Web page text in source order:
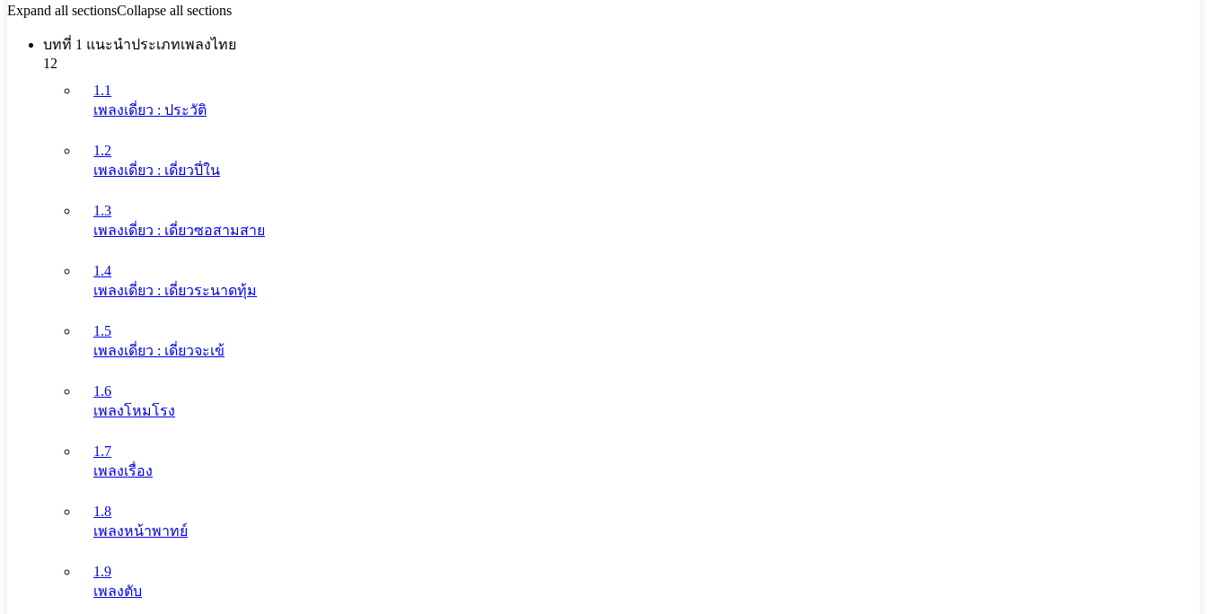
Expand all sectionsCollapse all sections
บทที่ 1 แนะนำประเภทเพลงไทย
12
1.1
เพลงเดี่ยว : ประวัติ
1.2
เพลงเดี่ยว : เดี่ยวปี่ใน
1.3
เพลงเดี่ยว : เดี่ยวซอสามสาย
1.4
เพลงเดี่ยว : เดี่ยวระนาดทุ้ม
1.5
เพลงเดี่ยว : เดี่ยวจะเข้
1.6
เพลงโหมโรง
1.7
เพลงเรื่อง
1.8
เพลงหน้าพาทย์
1.9
เพลงตับ